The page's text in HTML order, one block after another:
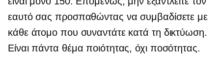
εαυτό σας προσπαθώντας να συμβαδίσετε με
κάθε άτομο που συναντάτε κατά τη δικτύωση.
Είναι πάντα θέμα ποιότητας, όχι ποσότητας.